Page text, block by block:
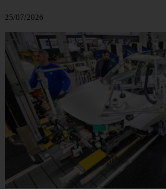
25/07/2026